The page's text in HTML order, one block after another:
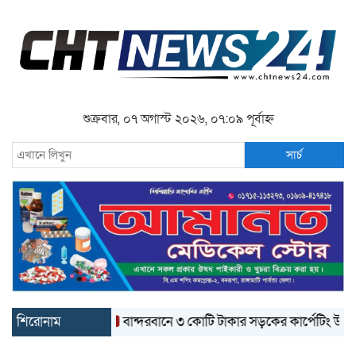
শুক্রবার, ০৭ অগাস্ট ২০২৬, ০৭:০৯ পূর্বাহ্ন
সার্চ
শিরোনাম বান্দরবানে ৩ কোটি টাকার সড়কের কার্পেটিং উঠে যাচ্ছে